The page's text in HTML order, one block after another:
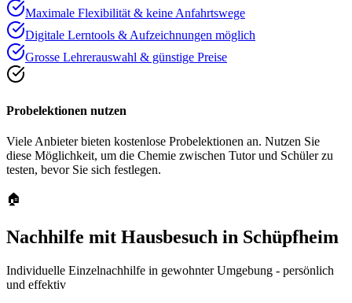
Maximale Flexibilität & keine Anfahrtswege
Digitale Lerntools & Aufzeichnungen möglich
Grosse Lehrerauswahl & günstige Preise
Probelektionen nutzen
Viele Anbieter bieten kostenlose Probelektionen an. Nutzen Sie
diese Möglichkeit, um die Chemie zwischen Tutor und Schüler zu
testen, bevor Sie sich festlegen.
🏠
Nachhilfe mit Hausbesuch in Schüpfheim
Individuelle Einzelnachhilfe in gewohnter Umgebung - persönlich
und effektiv